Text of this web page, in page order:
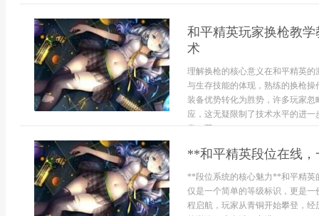
和平精英玩家换枪教
术
理解换枪的核心意义在和平精英
与生存技能的体现，熟练的换枪
装备优势转化为胜势，许多玩家
应，这无疑限制了技术水平的进
发，双...
**和平精英段位在线
**段位系统的核心魅力**和平精英
仅是一个简单的等级标识，更是
程启航，玩家从青铜开始攀登，